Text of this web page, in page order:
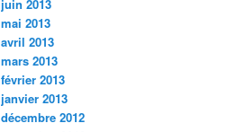
juin 2013
mai 2013
avril 2013
mars 2013
février 2013
janvier 2013
décembre 2012